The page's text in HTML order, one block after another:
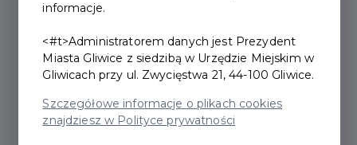
Zalacznik_nr_4_do_Instrukcji.pdf
informacje.
<#t>Administratorem danych jest Prezydent
Miasta Gliwice z siedzibą w Urzędzie Miejskim w
Gliwicach przy ul. Zwycięstwa 21, 44-100 Gliwice.
Szczegółowe informacje o plikach cookies
znajdziesz w Polityce prywatności